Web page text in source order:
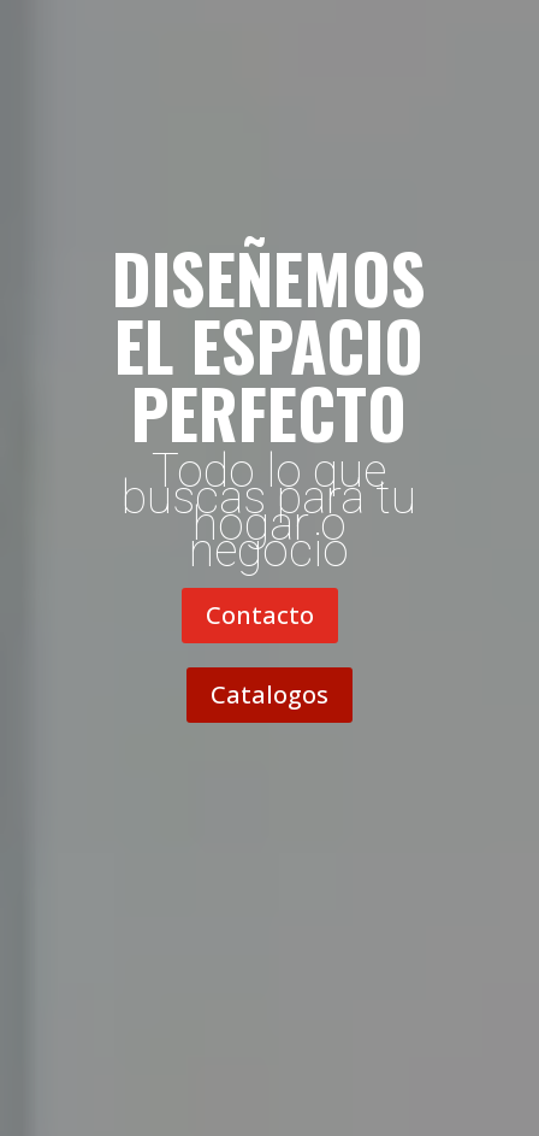
DISEÑEMOS
EL ESPACIO
PERFECTO
Todo lo que
buscas para tu
hogar o
negocio
Contacto
Catalogos